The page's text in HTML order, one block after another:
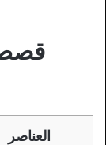
العناصر